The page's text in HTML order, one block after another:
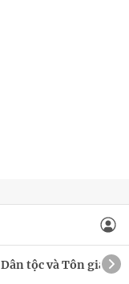
Dân tộc và Tôn giáo